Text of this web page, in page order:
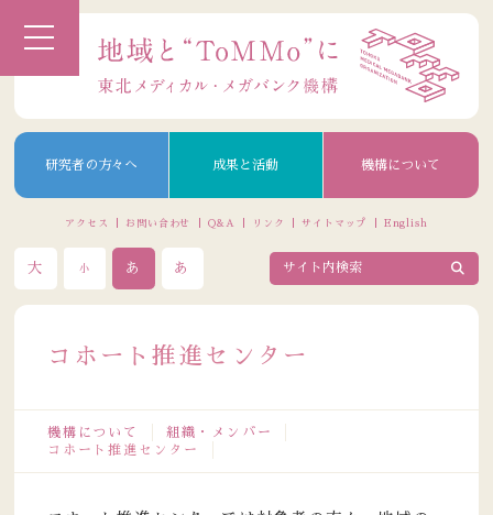
研究者の方々へ 成果と活動 機構について
アクセス お問い合わせ Q&A リンク サイトマップ English
大 小 あ あ
コホート推進センター
機構について
組織・メンバー
コホート推進センター